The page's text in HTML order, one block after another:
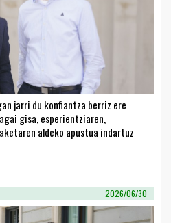
jarri du konfiantza berriz ere
gisa, esperientziaren,
aldeko apustua indartuz
2026/06/30